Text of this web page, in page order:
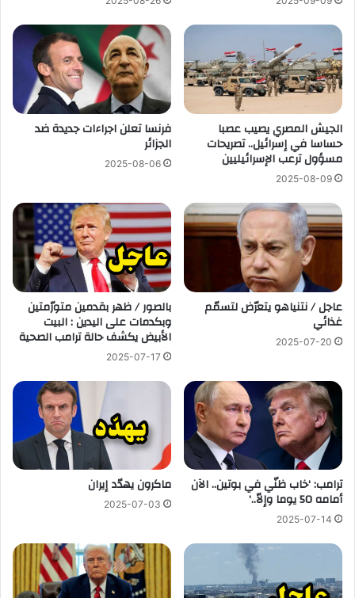
الجيش المصري يصيب عصبا
حساسا في إسرائيل.. تصريحات
مسؤول ترعب الإسرائيليين
2025-08-09
فرنسا تعلن اجراءات جديدة ضد
الجزائر
2025-08-06
عاجل / نتنياهو يتعرّض لتسمّم
غذائي
2025-07-20
بالصور / ظهر بقدمين متورّمتين
وبكدمات على اليدين : البيت
الأبيض يكشف حالة ترامب الصحية
2025-07-17
ترامب: ‘خاب ظنّي في بوتين.. الآن
أمامه 50 يوما وإلاّ..’
2025-07-14
ماكرون يهدّد إيران
2025-07-03